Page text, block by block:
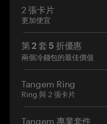
2 張卡片
更加便宜
第 2 套 5 折優惠
兩個冷錢包的最佳價值
Tangem Ring
Ring 與 2 張卡片
Tangem 專業套件